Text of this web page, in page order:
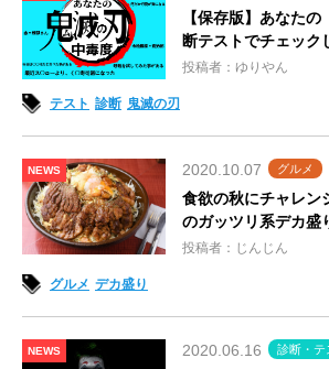
【保存版】あなた
断テストでチェック
投稿者：ゆりやん
テスト 診断 鬼滅の刃
NEWS 2020.10.07 グルメ
食欲の秋にチャレン
のガッツリ系デカ盛
投稿者：じんじん
グルメ デカ盛り
NEWS 2020.06.16 診断・テ